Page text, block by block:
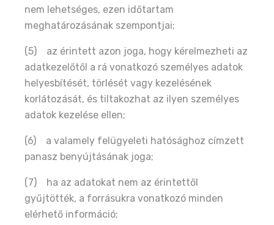
nem lehetséges, ezen időtartam
meghatározásának szempontjai;
(5) az érintett azon joga, hogy kérelmezheti az
adatkezelőtől a rá vonatkozó személyes adatok
helyesbítését, törlését vagy kezelésének
korlátozását, és tiltakozhat az ilyen személyes
adatok kezelése ellen;
(6) a valamely felügyeleti hatósághoz címzett
panasz benyújtásának joga;
(7) ha az adatokat nem az érintettől
gyűjtötték, a forrásukra vonatkozó minden
elérhető információ;